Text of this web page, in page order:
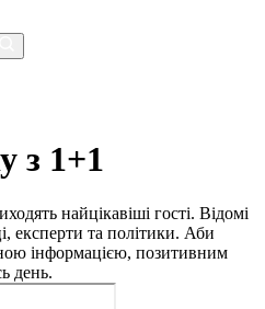
з 1+1
найцікавіші гості. Відомі
експерти та політики. Аби
інформацією, позитивним
день.